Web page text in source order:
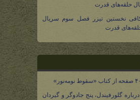
حلقه‌های قدرت
نخستین تیزر فصل سوم سریال
قدرت
گلورفیندل، پنج جادوگر و گیردان